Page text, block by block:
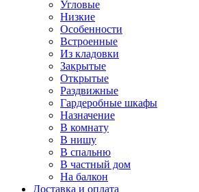
Угловые
Низкие
Особенности
Встроенные
Из кладовки
Закрытые
Открытые
Раздвижные
Гардеробные шкафы
Назначение
В комнату
В нишу
В спальню
В частный дом
На балкон
Доставка и оплата